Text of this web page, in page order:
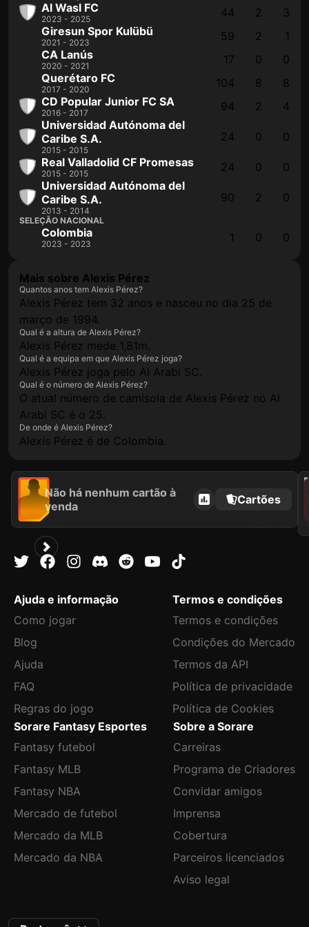
Al Wasl FC
2023 - 2025 44 2
3
Giresun Spor Kulübü
2021 - 2023 59 2
1
CA Lanús
2020 - 2021 17 0
0
Querétaro FC
2017 - 2020 104 8
8
CD Popular Junior FC SA
2016 - 2017 94 2
4
Universidad Autónoma del
Caribe S.A.
2015 - 2015
24 0
0
Real Valladolid CF Promesas
2015 - 2015 24 0
0
Universidad Autónoma del
Caribe S.A.
2013 - 2014
90 2 0
SELEÇÃO NACIONAL
Colombia
2023 - 2023 1 0 0
Mais sobre Alexis Pérez
Quantos anos tem Alexis Pérez?
Alexis Pérez tem 32 anos e nasceu no dia 25 de
março de 1994.
Qual é a altura de Alexis Pérez?
Alexis Pérez mede 1,81m.
Qual é a equipa em que Alexis Pérez joga?
Alexis Pérez joga pelo Al Arabi SC.
Qual é o número de Alexis Pérez?
O atual número de camisola de Alexis Pérez no Al
Arabi SC é o 25.
De onde é Alexis Pérez?
Alexis Pérez é de Colombia.
Não há nenhum cartão à
venda
Cartões
2021
Ajuda e informação
Como jogar
Blog
Ajuda
FAQ
Regras do jogo
Termos e condições
Termos e condições
Condições do Mercado
Termos da API
Política de privacidade
Política de Cookies
Sorare Fantasy Esportes
Fantasy futebol
Fantasy MLB
Fantasy NBA
Mercado de futebol
Mercado da MLB
Mercado da NBA
Sobre a Sorare
Carreiras
Programa de Criadores
Convidar amigos
Imprensa
Cobertura
Parceiros licenciados
Aviso legal